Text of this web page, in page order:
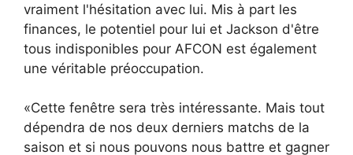
vraiment l'hésitation avec lui. Mis à part les
finances, le potentiel pour lui et Jackson d'être
tous indisponibles pour AFCON est également
une véritable préoccupation.
«Cette fenêtre sera très intéressante. Mais tout
dépendra de nos deux derniers matchs de la
saison et si nous pouvons nous battre et gagner